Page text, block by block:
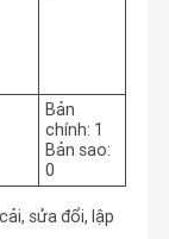
Bản
chính: 1
Bản sao:
0
sửa đổi, lập